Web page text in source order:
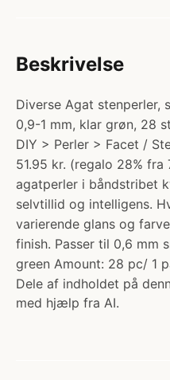
Beskrivelse
Diverse Agat stenperler,
0,9-1 mm, klar grøn, 28
DIY > Perler > Facet /
51.95 kr. (regalo 28%
agatperler i båndstribet
selvtillid og intelligens.
varierende glans og
finish. Passer til 0,6 mm
green Amount: 28 pc/ 1
Dele af indholdet på
med hjælp fra AI.